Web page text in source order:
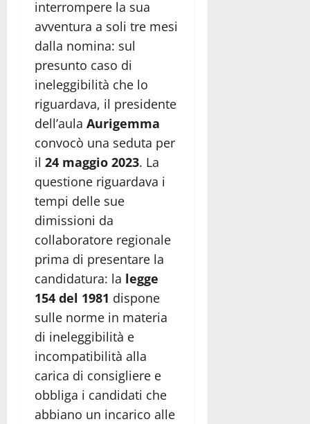
interrompere la sua
avventura a soli tre mesi
dalla nomina: sul
presunto caso di
ineleggibilità che lo
riguardava, il presidente
dell’aula Aurigemma
convocò una seduta per
il 24 maggio 2023. La
questione riguardava i
tempi delle sue
dimissioni da
collaboratore regionale
prima di presentare la
candidatura: la legge
154 del 1981 dispone
sulle norme in materia
di ineleggibilità e
incompatibilità alla
carica di consigliere e
obbliga i candidati che
abbiano un incarico alle